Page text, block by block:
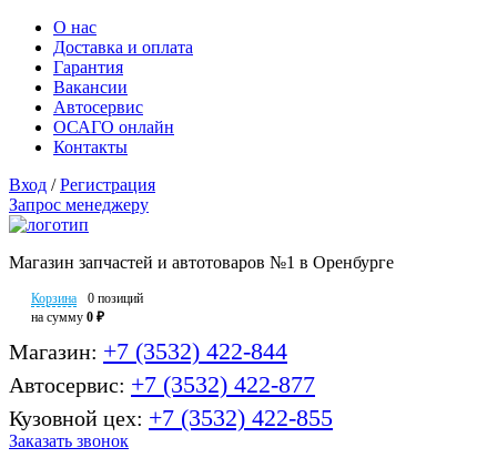
О нас
Доставка и оплата
Гарантия
Вакансии
Автосервис
ОСАГО онлайн
Контакты
Вход / Регистрация
Запрос менеджеру
Магазин запчастей и автотоваров №1 в Оренбурге
Корзина
0 позиций
на сумму 0 ₽
Магазин: +7 (3532) 422-844
Автосервис: +7 (3532) 422-877
Кузовной цех: +7 (3532) 422-855
Заказать звонок